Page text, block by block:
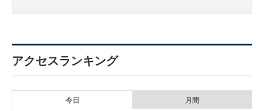
アクセスランキング
今日 月間